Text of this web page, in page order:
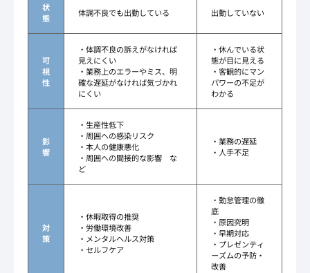
状
態
体調不良でも出勤している 出勤していない
可
視
性
・体調不良の訴えがなければ
見えにくい
・業務上のエラーやミス、明
確な遅延がなければ気づかれ
にくい
・休んでいる状
態が目に見える
・客観的にマン
パワーの不足が
わかる
影
響
・生産性低下
・周囲への感染リスク
・本人の健康悪化
・周囲への間接的な影響 な
ど
・業務の遅延
・人手不足
対
策
・休暇取得の推奨
・労働環境改善
・メンタルヘルス対策
・セルフケア
・勤怠管理の徹
底
・原因究明
・早期対応
・プレゼンティ
ーズムの予防・
改善